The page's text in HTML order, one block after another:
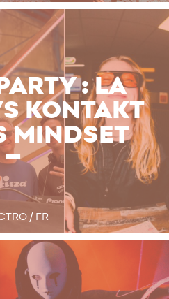
: LA
KONTAKT
MINDSET
/ FR